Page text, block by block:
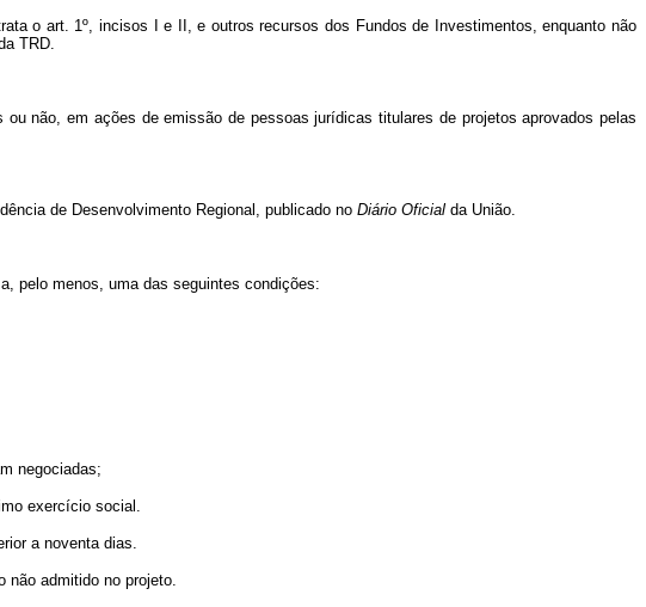
o art. 1º, incisos I e II, e outros recursos dos Fundos de Investimentos, enquanto não
TRD.
não, em ações de emissão de pessoas jurídicas titulares de projetos aprovados pelas
de Desenvolvimento Regional, publicado no Diário Oficial da União.
pelo menos, uma das seguintes condições:
negociadas;
exercício social.
a noventa dias.
não admitido no projeto.